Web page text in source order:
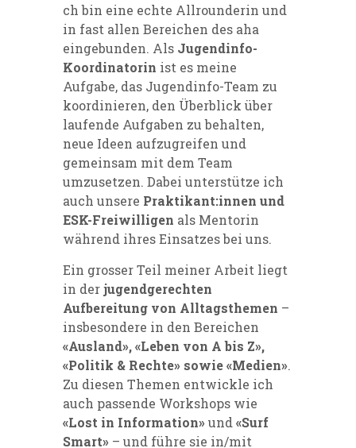
ch bin eine echte Allrounderin und
in fast allen Bereichen des aha
eingebunden. Als Jugendinfo-
Koordinatorin ist es meine
Aufgabe, das Jugendinfo-Team zu
koordinieren, den Überblick über
laufende Aufgaben zu behalten,
neue Ideen aufzugreifen und
gemeinsam mit dem Team
umzusetzen. Dabei unterstütze ich
auch unsere Praktikant:innen und
ESK-Freiwilligen als Mentorin
während ihres Einsatzes bei uns.
Ein grosser Teil meiner Arbeit liegt
in derjugendgerechten
Aufbereitung von Alltagsthemen –
insbesondere in den Bereichen
«Ausland», «Leben von A bis Z»,
«Politik & Rechte» sowie «Medien».
Zu diesen Themen entwickle ich
auch passende Workshops wie
«Lost in Information»und «Surf
Smart» – und führe sie in/mit